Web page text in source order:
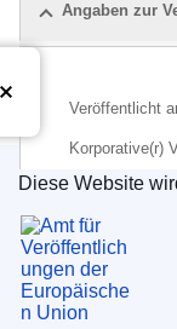
Angaben zur
Veröffentlicht
Korporative(r)
Kommission),
Thema:
Handelsstatistik
der EU,
statistische
Amt für
Diese Website